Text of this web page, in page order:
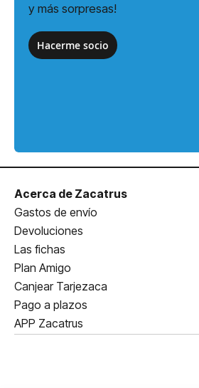
y más sorpresas!
Hacerme socio
Acerca de Zacatrus
Gastos de envío
Devoluciones
Las fichas
Plan Amigo
Canjear Tarjezaca
Pago a plazos
APP Zacatrus